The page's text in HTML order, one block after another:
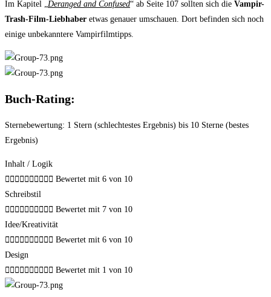
Im Kapitel „ Deranged and Confused“ ab Seite 107 sollten sich die Vampir-
Trash-Film-Liebhaber etwas genauer umschauen. Dort befinden sich noch
einige unbekanntere Vampirfilmtipps.
Buch-Rating:
Sternebewertung: 1 Stern (schlechtestes Ergebnis) bis 10 Sterne (bestes
Ergebnis)
Inhalt / Logik
          Bewertet mit 6 von 10
Schreibstil
          Bewertet mit 7 von 10
Idee/Kreativität
          Bewertet mit 6 von 10
Design
          Bewertet mit 1 von 10